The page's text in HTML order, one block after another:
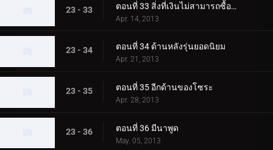
23 - 33 ตอนที่ 33 สิ่งที่เงินไม่สามารถซื้อได้
Apr. 14, 2013
23 - 34 ตอนที่ 34 ด้านหลังรุ่นยอดนิยม
Apr. 21, 2013
23 - 35 ตอนที่ 35 อีกด้านของโซระ
Apr. 28, 2013
23 - 36 ตอนที่ 36 มีนาพูด
May. 05, 2013